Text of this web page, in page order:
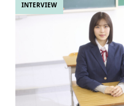
INTERVIEW